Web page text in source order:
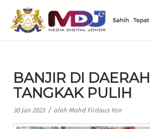
BANJIR DI DAERAH
TANGKAK PULIH
30 Jan 2023 / oleh Mohd Firdaus Yon